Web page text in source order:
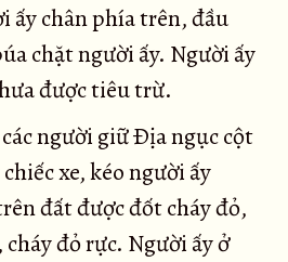
ấy chân phía trên, đầu
chặt người ấy. Người ấy
được tiêu trừ.
người giữ Ðịa ngục cột
xe, kéo người ấy
đất được đốt cháy đỏ,
đỏ rực. Người ấy ở